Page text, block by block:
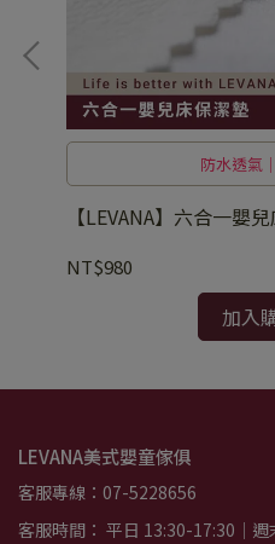
防水透氣
【LEVANA】六合一嬰
NT$980
加入
LEVANA美式嬰童傢俱
客服專線：07-5228656
客服時間： 平日 13:30-17:30｜週